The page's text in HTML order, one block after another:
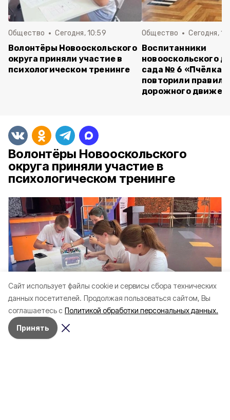
Cайт использует файлы cookie и сервисы сбора технических
данных посетителей. Продолжая пользоваться сайтом, Вы
соглашаетесь с Политикой обработки персональных данных.
Принять
Общество Сегодня, 10:59
Волонтёры Новооскольского
округа приняли участие в
психологическом тренинге
Общество Сегодня,
Воспитанники
новооскольского
сада № 6 «Пчёлка»
повторили правила
дорожного
Волонтёры Новооскольского
округа приняли участие в
психологическом тренинге
Общество
vk.ru/novooskolskiymunokrug
Для волонтёров занятие провела психолог